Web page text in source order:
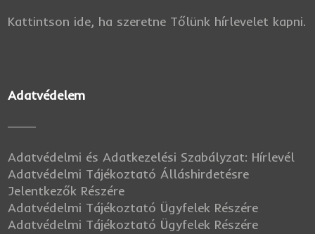
Kattintson ide, ha szeretne Tőlünk hírlevelet kapni.
Adatvédelem
Adatvédelmi és Adatkezelési Szabályzat: Hírlevél
Adatvédelmi Tájékoztató Álláshirdetésre
Jelentkezők Részére
Adatvédelmi Tájékoztató Ügyfelek Részére
Adatvédelmi Tájékoztató Ügyfelek Részére